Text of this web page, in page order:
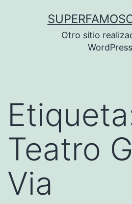
Otro sitio
WordPress
Teatro
Via